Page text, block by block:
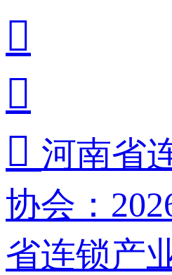


 河南省
协会：
省连锁产